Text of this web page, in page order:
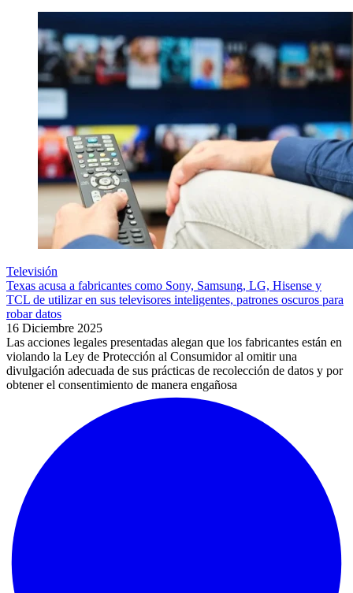
Televisión
Texas acusa a fabricantes como Sony, Samsung, LG, Hisense y
TCL de utilizar en sus televisores inteligentes, patrones oscuros para
robar datos
16 Diciembre 2025
Las acciones legales presentadas alegan que los fabricantes están en
violando la Ley de Protección al Consumidor al omitir una
divulgación adecuada de sus prácticas de recolección de datos y por
obtener el consentimiento de manera engañosa